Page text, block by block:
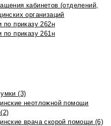
кабинетов (отделений,
организаций
по приказу 262н
по приказу 261н
(3)
неотложной помощи
врача скорой помощи (6)